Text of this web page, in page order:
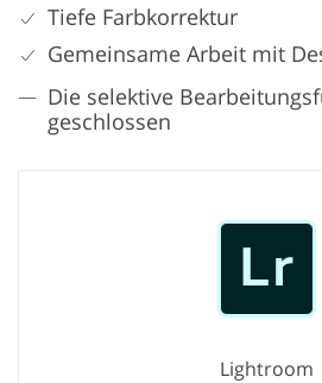
Tiefe Farbkorrektur
Gemeinsame Arbeit mit
Die selektive
geschlossen
Lightroom